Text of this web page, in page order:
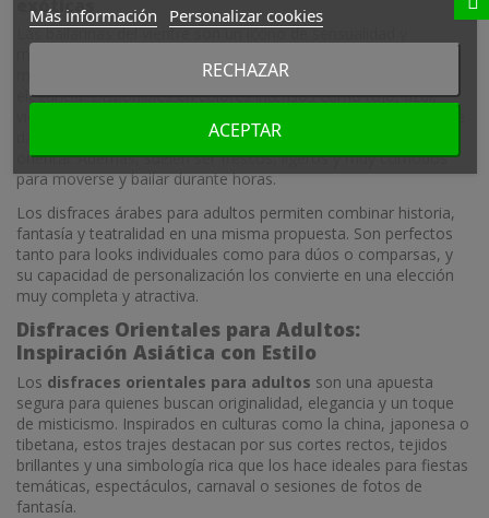
exóticas
Las bailarinas del vientre son un icono de sensualidad y
monedas doradas y tops ajustados que realzan el cuerpo con
elegancia. Disponibles en colores intensos como rojo, azul,
danza, sesiones de fotos o fiestas privadas con ambientación
oriental. Además, suelen ser frescos, ligeros y muy cómodos
para moverse y bailar durante horas.
Los disfraces árabes para adultos permiten combinar historia,
fantasía y teatralidad en una misma propuesta. Son perfectos
tanto para looks individuales como para dúos o comparsas, y
su capacidad de personalización los convierte en una elección
muy completa y atractiva.
Disfraces Orientales para Adultos:
Inspiración Asiática con Estilo
Los disfraces orientales para adultos son una apuesta
segura para quienes buscan originalidad, elegancia y un toque
de misticismo. Inspirados en culturas como la china, japonesa o
tibetana, estos trajes destacan por sus cortes rectos, tejidos
brillantes y una simbología rica que los hace ideales para fiestas
temáticas, espectáculos, carnaval o sesiones de fotos de
fantasía.
Más información Personalizar cookies
RECHAZAR
ACEPTAR